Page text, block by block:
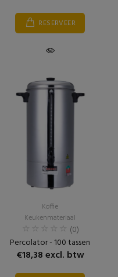
RESERVEER
Koffie
Keukenmateriaal
(0)
Percolator - 100 tassen
€18,38 excl. btw